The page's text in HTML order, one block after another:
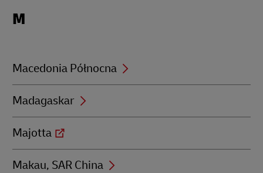
beginning
M
Macedonia Północna
Madagaskar
Majotta
Makau, SAR China